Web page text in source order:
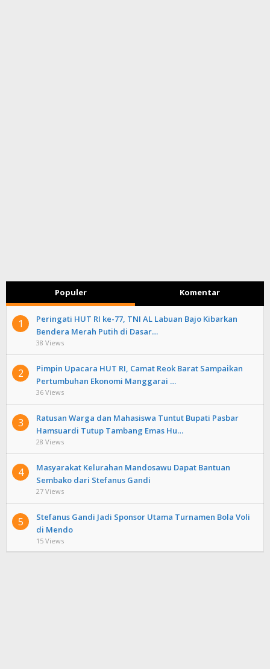
Populer Komentar
1
Peringati HUT RI ke-77, TNI AL Labuan Bajo Kibarkan
Bendera Merah Putih di Dasar…
38 Views
2
Pimpin Upacara HUT RI, Camat Reok Barat Sampaikan
Pertumbuhan Ekonomi Manggarai …
36 Views
3
Ratusan Warga dan Mahasiswa Tuntut Bupati Pasbar
Hamsuardi Tutup Tambang Emas Hu…
28 Views
4
Masyarakat Kelurahan Mandosawu Dapat Bantuan
Sembako dari Stefanus Gandi
27 Views
5
Stefanus Gandi Jadi Sponsor Utama Turnamen Bola Voli
di Mendo
15 Views